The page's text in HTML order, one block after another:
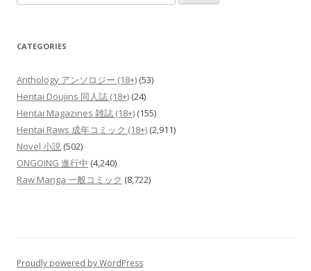
for:
CATEGORIES
Anthology アンソロジー (18+) (53)
Hentai Doujins 同人誌 (18+) (24)
Hentai Magazines 雑誌 (18+) (155)
Hentai Raws 成年コミック (18+) (2,911)
Novel 小説 (502)
ONGOING 進行中 (4,240)
Raw Manga 一般コミック (8,722)
Proudly powered by WordPress